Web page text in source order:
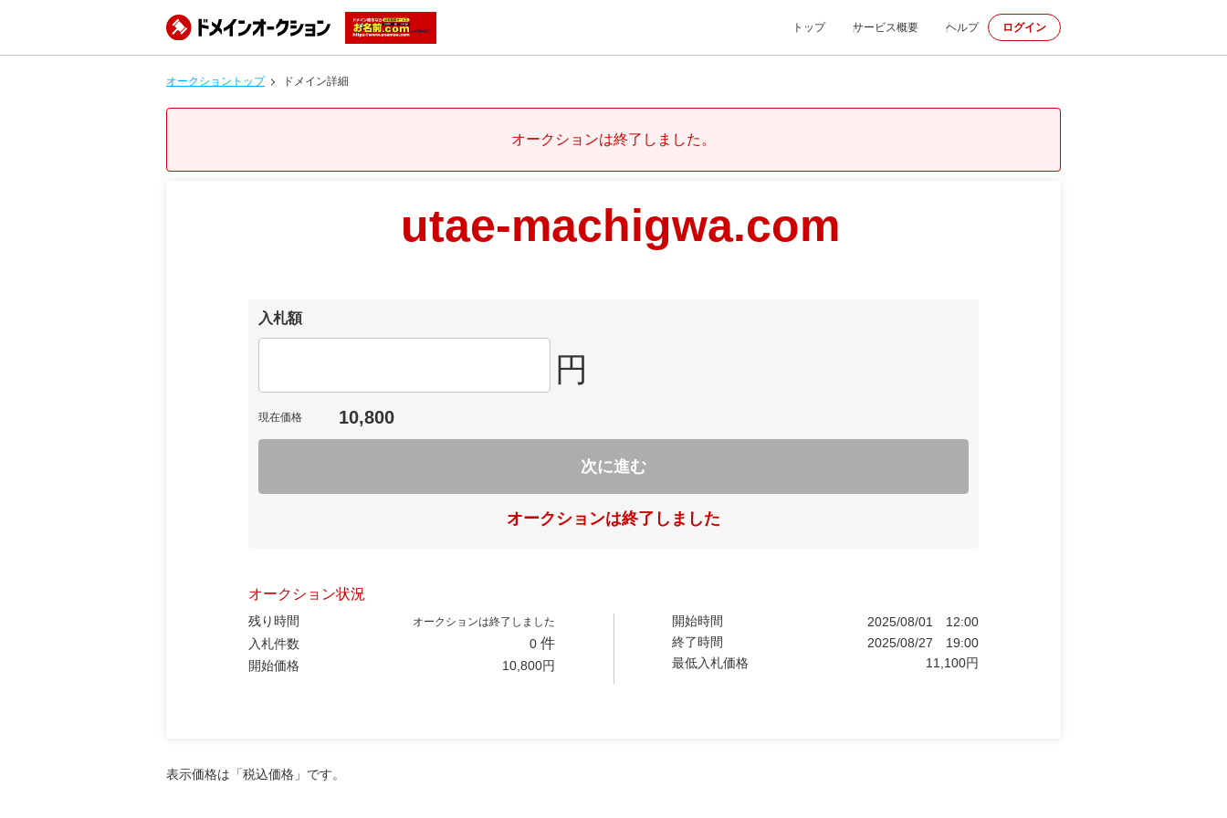
トップ サービス概要 ヘルプ ログイン
オークショントップ ドメイン詳細
オークションは終了しました。
utae-machigwa.com
入札額
円
現在価格 10,800
次に進む
オークションは終了しました
オークション状況
残り時間 オークションは終了しました
入札件数 0 件
開始価格 10,800円
開始時間 2025/08/01
12:00
終了時間
2025/08/27
19:00
最低入札価格
11,100円
表示価格は「税込価格」です。